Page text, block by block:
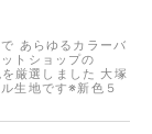
あらゆるカラーバ
トショップの
厳選しました 大塚
生地です※新色５